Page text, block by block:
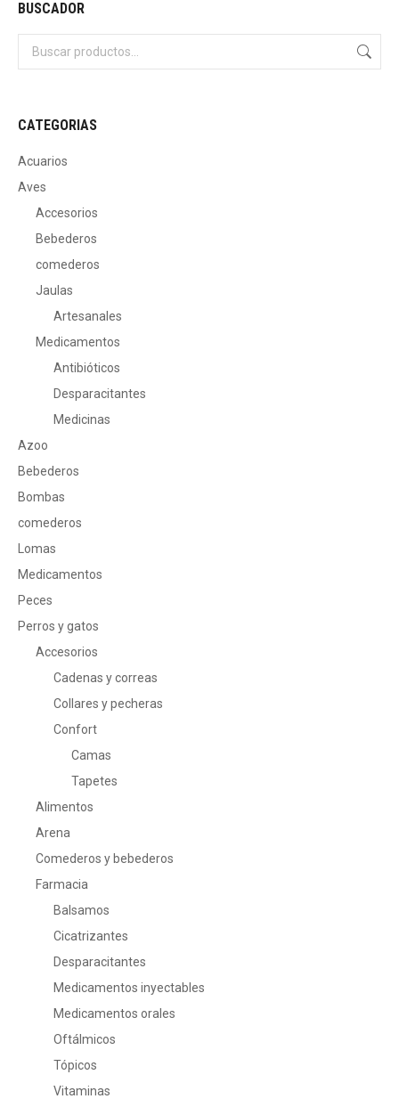
BUSCADOR
CATEGORIAS
Acuarios
Aves
Accesorios
Bebederos
comederos
Jaulas
Artesanales
Medicamentos
Antibióticos
Desparacitantes
Medicinas
Azoo
Bebederos
Bombas
comederos
Lomas
Medicamentos
Peces
Perros y gatos
Accesorios
Cadenas y correas
Collares y pecheras
Confort
Camas
Tapetes
Alimentos
Arena
Comederos y bebederos
Farmacia
Balsamos
Cicatrizantes
Desparacitantes
Medicamentos inyectables
Medicamentos orales
Oftálmicos
Tópicos
Vitaminas